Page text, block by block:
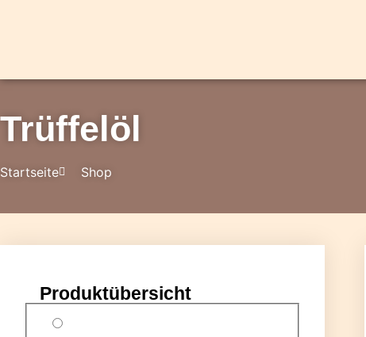
Trüffelöl
Startseite Shop
Produktübersicht